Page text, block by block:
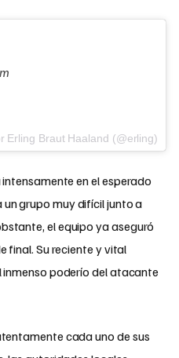
Erling Braut Haaland (@erling)
en el esperado
grupo muy difícil junto a
el equipo ya aseguró
final. Su reciente y vital
poderío del atacante
cada uno de sus